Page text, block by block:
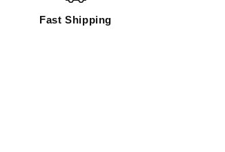
Fast Shipping